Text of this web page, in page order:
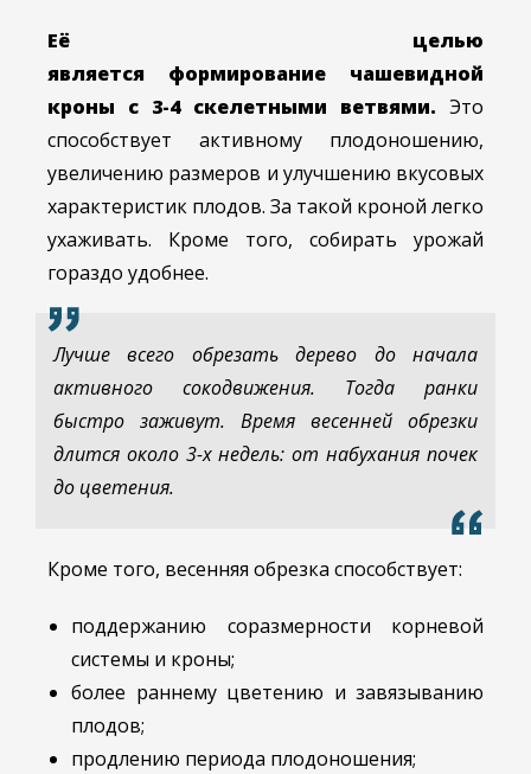
Её целью
является формирование чашевидной
кроны с 3-4скелетными ветвями. Это
способствует активному плодоношению,
увеличению размеров и улучшению вкусовых
характеристик плодов. За такой кроной легко
ухаживать. Кроме того, собирать урожай
гораздо удобнее.
Лучше всего обрезать дерево до начала
активного сокодвижения. Тогда ранки
быстро заживут. Время весенней обрезки
длится около 3-х недель: от набухания почек
до цветения.
Кроме того, весенняя обрезка способствует:
поддержанию соразмерности корневой
системы и кроны;
более раннему цветению и завязыванию
плодов;
продлению периода плодоношения;